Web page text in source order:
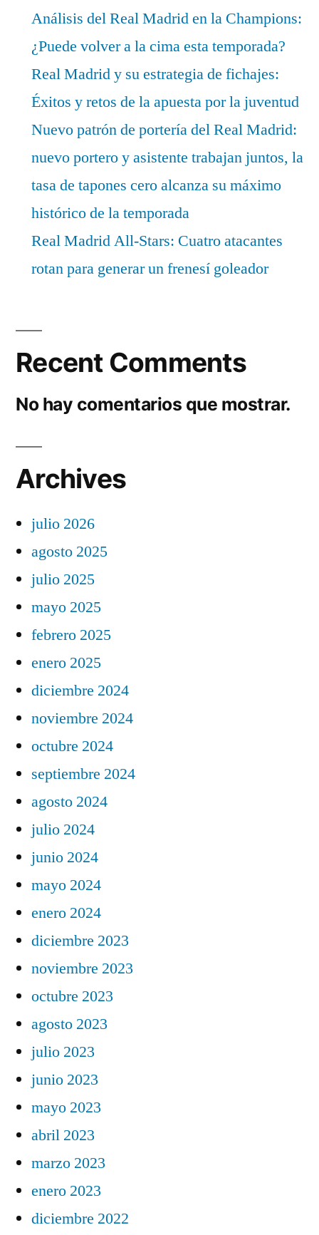
Análisis del Real Madrid en la Champions:
¿Puede volver a la cima esta temporada?
Real Madrid y su estrategia de fichajes:
Éxitos y retos de la apuesta por la juventud
Nuevo patrón de portería del Real Madrid:
nuevo portero y asistente trabajan juntos, la
tasa de tapones cero alcanza su máximo
histórico de la temporada
Real Madrid All-Stars: Cuatro atacantes
rotan para generar un frenesí goleador
Recent Comments
No hay comentarios que mostrar.
Archives
julio 2026
agosto 2025
julio 2025
mayo 2025
febrero 2025
enero 2025
diciembre 2024
noviembre 2024
octubre 2024
septiembre 2024
agosto 2024
julio 2024
junio 2024
mayo 2024
enero 2024
diciembre 2023
noviembre 2023
octubre 2023
agosto 2023
julio 2023
junio 2023
mayo 2023
abril 2023
marzo 2023
enero 2023
diciembre 2022